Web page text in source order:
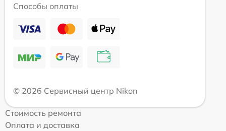
Способы оплаты
© 2026 Сервисный центр Nikon
Стоимость ремонта
Оплата и доставка